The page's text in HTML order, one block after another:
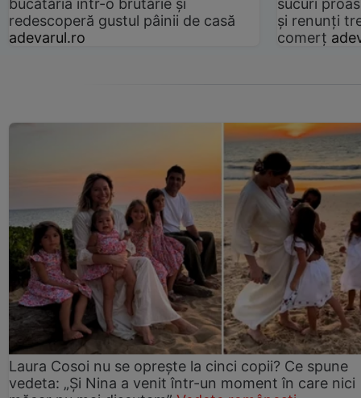
bucătăria într-o brutărie și
redescoperă gustul pâinii de casă
adevarul.ro
sucuri
și renunți
comerț
Laura Cosoi nu se oprește la cinci copii? Ce spune
vedeta: „Și Nina a venit într-un moment în care nici